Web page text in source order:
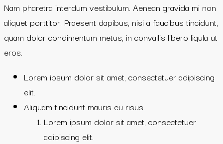
Nam pharetra interdum vestibulum. Aenean gravida mi non
aliquet porttitor. Praesent dapibus, nisi a faucibus tincidunt,
quam dolor condimentum metus, in convallis libero ligula ut
eros.
Lorem ipsum dolor sit amet, consectetuer adipiscing
elit.
Aliquam tincidunt mauris eu risus.
Lorem ipsum dolor sit amet, consectetuer
adipiscing elit.